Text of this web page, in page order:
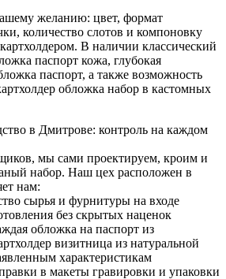
желанию: цвет, формат
количество слотов и компоновку
В наличии классический
паспорт кожа, глубокая
паспорт, а также возможность
обложка набор в кастомных
в Дмитрове: контроль на каждом
мы сами проектируем, кроим и
набор. Наш цех расположен в
нам:
сырья и фурнитуры на входе
без скрытых наценок
обложка на паспорт из
визитница из натуральной
характеристикам
в макеты гравировки и упаковки